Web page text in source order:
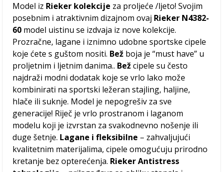
Model iz Rieker kolekcije za proljeće /ljeto! Svojim
posebnim i atraktivnim dizajnom ovaj Rieker N4382-
60 model uistinu se izdvaja iz nove kolekcije.
Prozračne, lagane i iznimno udobne sportske cipele
koje ćete s guštom nositi. Bež boja je “must have” u
proljetnim i ljetnim danima.. Bež cipele su često
najdraži modni dodatak koje se vrlo lako može
kombinirati na sportski ležeran stajling, haljine,
hlače ili suknje. Model je nepogrešiv za sve
generacije! Riječ je vrlo prostranom i laganom
modelu koji je izvrstan za svakodnevno nošenje ili
duge šetnje. Lagane i fleksibilne – zahvaljujući
kvalitetnim materijalima, cipele omogućuju prirodno
kretanje bez opterećenja. Rieker Antistress